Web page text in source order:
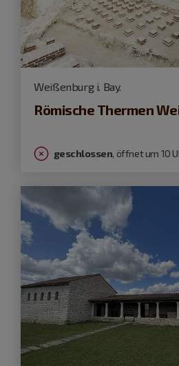
Weißenburg i. Bay.
Römische Thermen
geschlossen, öffnet um 10